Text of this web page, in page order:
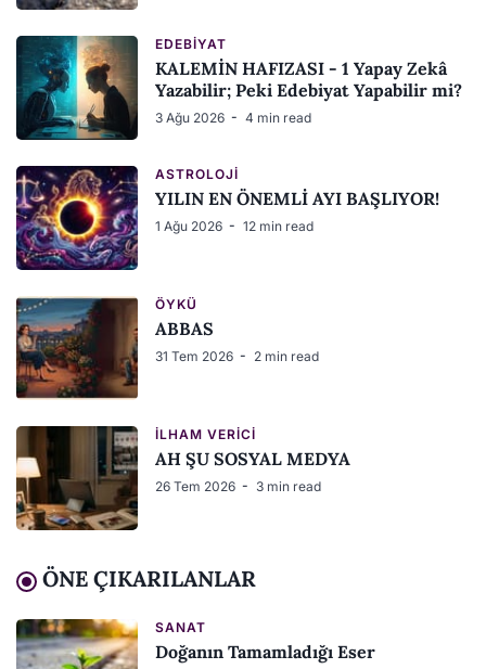
EDEBIYAT
KALEMİN HAFIZASI - 1 Yapay Zekâ
Yazabilir; Peki Edebiyat Yapabilir mi?
3 Ağu 2026 4 min read
ASTROLOJI
YILIN EN ÖNEMLİ AYI BAŞLIYOR!
1 Ağu 2026 12 min read
ÖYKÜ
ABBAS
31 Tem 2026 2 min read
İLHAM VERICI
AH ŞU SOSYAL MEDYA
26 Tem 2026 3 min read
ÖNE ÇIKARILANLAR
SANAT
Doğanın Tamamladığı Eser